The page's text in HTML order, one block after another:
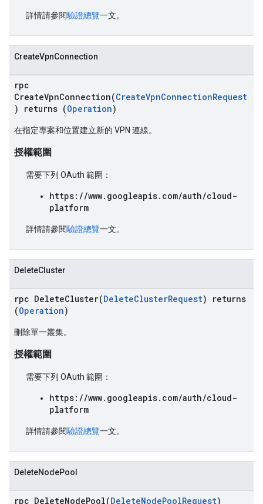
詳情請參閱驗證總覽一文。
CreateVpnConnection
rpc
CreateVpnConnection(CreateVpnConnectionRequest
) returns (Operation)
在指定專案和位置建立新的 VPN 連線。
授權範圍
需要下列 OAuth 範圍：
https://www.googleapis.com/auth/cloud-
platform
詳情請參閱驗證總覽一文。
DeleteCluster
rpc DeleteCluster(DeleteClusterRequest) returns
(Operation)
刪除單一叢集。
授權範圍
需要下列 OAuth 範圍：
https://www.googleapis.com/auth/cloud-
platform
詳情請參閱驗證總覽一文。
DeleteNodePool
rpc DeleteNodePool(DeleteNodePoolRequest)